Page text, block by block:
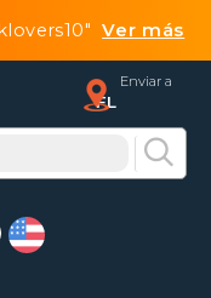
Ver más
Enviar a
FL